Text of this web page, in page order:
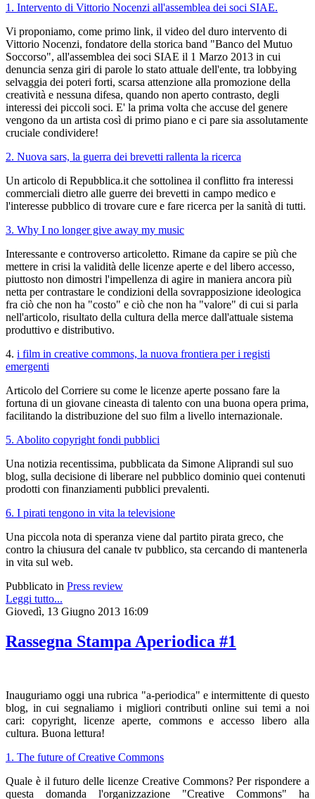
1. Intervento di Vittorio Nocenzi all'assemblea dei soci SIAE.
Vi proponiamo, come primo link, il video del duro intervento di
Vittorio Nocenzi, fondatore della storica band "Banco del Mutuo
Soccorso", all'assemblea dei soci SIAE il 1 Marzo 2013 in cui
denuncia senza giri di parole lo stato attuale dell'ente, tra lobbying
selvaggia dei poteri forti, scarsa attenzione alla promozione della
creatività e nessuna difesa, quando non aperto contrasto, degli
interessi dei piccoli soci. E' la prima volta che accuse del genere
vengono da un artista così di primo piano e ci pare sia assolutamente
cruciale condividere!
2. Nuova sars, la guerra dei brevetti rallenta la ricerca
Un articolo di Repubblica.it che sottolinea il conflitto fra interessi
commerciali dietro alle guerre dei brevetti in campo medico e
l'interesse pubblico di trovare cure e fare ricerca per la sanità di tutti.
3. Why I no longer give away my music
Interessante e controverso articoletto. Rimane da capire se più che
mettere in crisi la validità delle licenze aperte e del libero accesso,
piuttosto non dimostri l'impellenza di agire in maniera ancora più
netta per contrastare le condizioni della sovrapposizione ideologica
fra ciò che non ha "costo" e ciò che non ha "valore" di cui si parla
nell'articolo, risultato della cultura della merce dall'attuale sistema
produttivo e distributivo.
4. i film in creative commons, la nuova frontiera per i registi
emergenti
Articolo del Corriere su come le licenze aperte possano fare la
fortuna di un giovane cineasta di talento con una buona opera prima,
facilitando la distribuzione del suo film a livello internazionale.
5. Abolito copyright fondi pubblici
Una notizia recentissima, pubblicata da Simone Aliprandi sul suo
blog, sulla decisione di liberare nel pubblico dominio quei contenuti
prodotti con finanziamenti pubblici prevalenti.
6. I pirati tengono in vita la televisione
Una piccola nota di speranza viene dal partito pirata greco, che
contro la chiusura del canale tv pubblico, sta cercando di mantenerla
in vita sul web.
Pubblicato in Press review
Leggi tutto...
Giovedì, 13 Giugno 2013 16:09
Rassegna Stampa Aperiodica #1
Inauguriamo oggi una rubrica "a-periodica" e intermittente di questo
blog, in cui segnaliamo i migliori contributi online sui temi a noi
cari: copyright, licenze aperte, commons e accesso libero alla
cultura. Buona lettura!
1. The future of Creative Commons
Quale è il futuro delle licenze Creative Commons? Per rispondere a
questa domanda l'organizzazione "Creative Commons" ha